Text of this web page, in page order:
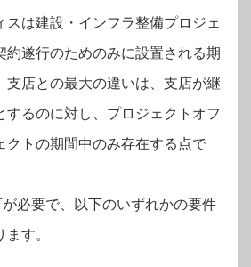
スは建設・インフラ整備プロジェ
約遂行のためのみに設置される期
支店との最大の違いは、支店が継
するのに対し、プロジェクトオフ
クトの期間中のみ存在する点で
必要で、以下のいずれかの要件
す。